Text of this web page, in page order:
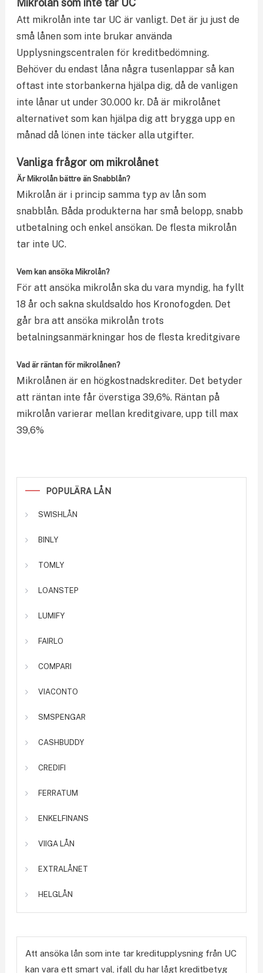
Mikrolån som inte tar UC
Att mikrolån inte tar UC är vanligt. Det är ju just de
små lånen som inte brukar använda
Upplysningscentralen för kreditbedömning.
Behöver du endast låna några tusenlappar så kan
oftast inte storbankerna hjälpa dig, då de vanligen
inte lånar ut under 30.000 kr. Då är mikrolånet
alternativet som kan hjälpa dig att brygga upp en
månad då lönen inte täcker alla utgifter.
Vanliga frågor om mikrolånet
Är Mikrolån bättre än Snabblån?
Mikrolån är i princip samma typ av lån som
snabblån. Båda produkterna har små belopp, snabb
utbetalning och enkel ansökan. De flesta mikrolån
tar inte UC.
Vem kan ansöka Mikrolån?
För att ansöka mikrolån ska du vara myndig, ha fyllt
18 år och sakna skuldsaldo hos Kronofogden. Det
går bra att ansöka mikrolån trots
betalningsanmärkningar hos de flesta kreditgivare
Vad är räntan för mikrolånen?
Mikrolånen är en högkostnadskrediter. Det betyder
att räntan inte får överstiga 39,6%. Räntan på
mikrolån varierar mellan kreditgivare, upp till max
39,6%
POPULÄRA LÅN
SWISHLÅN
BINLY
TOMLY
LOANSTEP
LUMIFY
FAIRLO
COMPARI
VIACONTO
SMSPENGAR
CASHBUDDY
CREDIFI
FERRATUM
ENKELFINANS
VIIGA LÅN
EXTRALÅNET
HELGLÅN
Att ansöka lån som inte tar kreditupplysning från UC
kan vara ett smart val, ifall du har lågt kreditbetyg